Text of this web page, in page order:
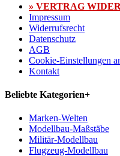
» VERTRAG
Impressum
Widerrufsrecht
Datenschutz
AGB
Cookie-Einstellungen
Kontakt
Beliebte Kategorien+
Marken-Welten
Modellbau-Maßstäbe
Militär-Modellbau
Flugzeug-Modellbau